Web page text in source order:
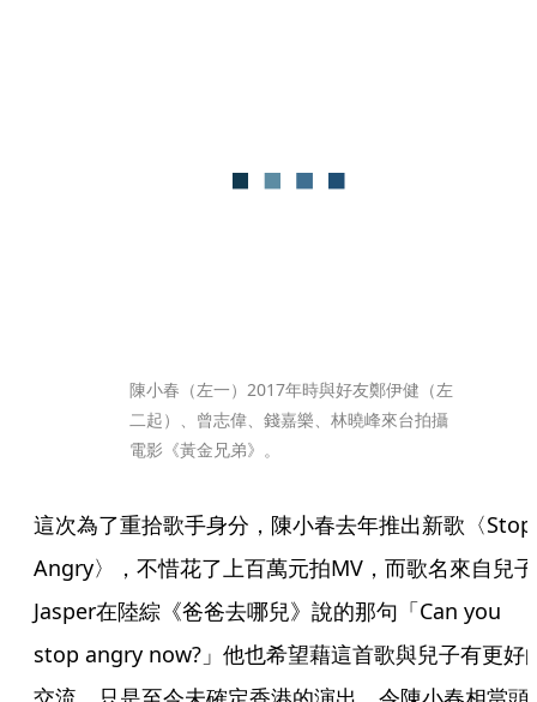
陳小春（左一）2017年時與好友鄭伊健（左
二起）、曾志偉、錢嘉樂、林曉峰來台拍攝
電影《黃金兄弟》。
這次為了重拾歌手身分，陳小春去年推出新歌〈Stop
Angry〉，不惜花了上百萬元拍MV，而歌名來自兒子
Jasper在陸綜《爸爸去哪兒》說的那句「Can you
stop angry now?」他也希望藉這首歌與兒子有更好